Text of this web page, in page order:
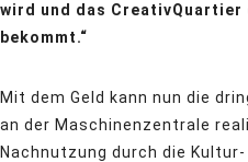
wird und das
bekommt.“
Mit dem Geld kann nun die
an der Maschinenzentrale
Nachnutzung durch die